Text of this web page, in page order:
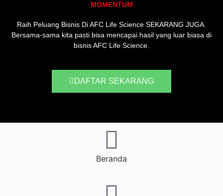
MOMENTUM
Raih Peluang Bisnis Di AFC Life Science SEKARANG JUGA.
Bersama-sama kita pasti bisa mencapai hasil yang luar biasa di
bisnis AFC Life Science.
DAFTAR SEKARANG
Beranda